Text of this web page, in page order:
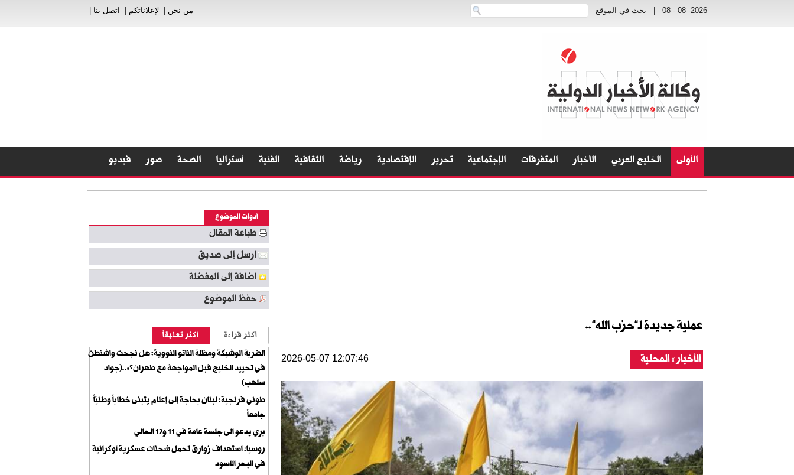
2026- 08 - 08 بحث في الموقع من نحن لإعلاناتكم اتصل بنا
الأولى الخليج العربي الأخبار المتفرقات الإجتماعية تحرير الإقتصادية رياضة الثقافية الفنية أستراليا الصحة صور فيديو
عملية جديدة لـ”حزب الله”..
الأخبار المحلية 2026-05-07 12:07:46
أدوات الموضوع
طباعة المقال
ارسل إلى صديق
اضافة إلى المفضلة
حفظ الموضوع
أكثر قراءة أكثر تعليقاً
الضربة الوشيكة ومظلة الناتو النووية: هل نجحت واشنطن
في تحييد الخليج قبل المواجهة مع طهران؟»..(جواد
سلهب)
طوني فرنجية: لبنان بحاجة إلى إعلام يتبنى خطاباً وطنيّاً
جامعاً
بري يدعو الى جلسة عامة في 11 و12 الحالي
روسيا: استهداف زوارق تحمل شحنات عسكرية أوكرانية
في البحر الأسود